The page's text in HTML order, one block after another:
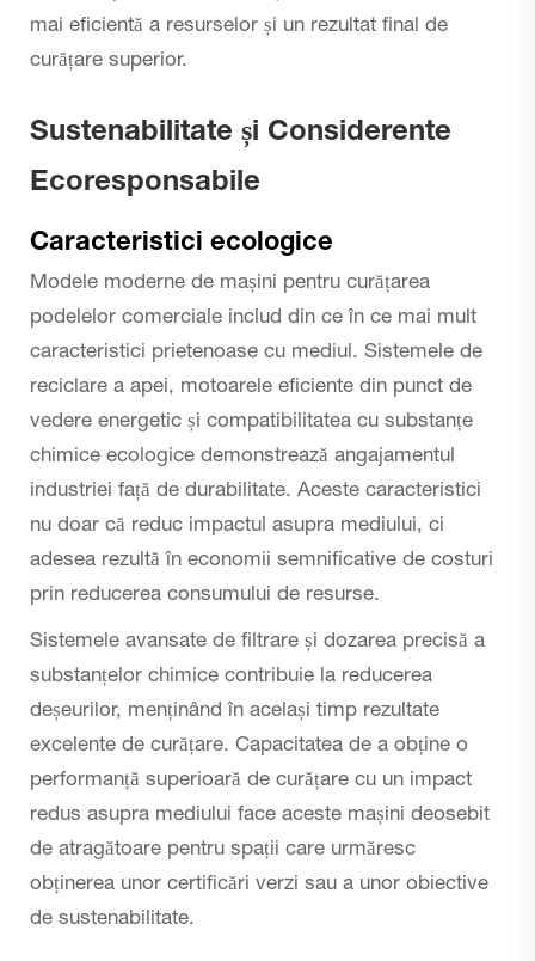
mai eficientă a resurselor și un rezultat final de
curățare superior.
Sustenabilitate și Considerente
Ecoresponsabile
Caracteristici ecologice
Modele moderne de mașini pentru curățarea
podelelor comerciale includ din ce în ce mai mult
caracteristici prietenoase cu mediul. Sistemele de
reciclare a apei, motoarele eficiente din punct de
vedere energetic și compatibilitatea cu substanțe
chimice ecologice demonstrează angajamentul
industriei față de durabilitate. Aceste caracteristici
nu doar că reduc impactul asupra mediului, ci
adesea rezultă în economii semnificative de costuri
prin reducerea consumului de resurse.
Sistemele avansate de filtrare și dozarea precisă a
substanțelor chimice contribuie la reducerea
deșeurilor, menținând în același timp rezultate
excelente de curățare. Capacitatea de a obține o
performanță superioară de curățare cu un impact
redus asupra mediului face aceste mașini deosebit
de atragătoare pentru spații care urmăresc
obținerea unor certificări verzi sau a unor obiective
de sustenabilitate.